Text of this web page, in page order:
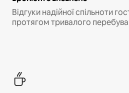
Відгуки надійної спільноти
протягом тривалого